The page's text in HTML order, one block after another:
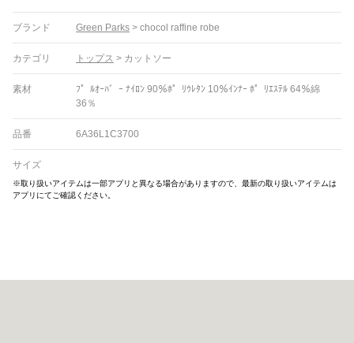
ブランド Green Parks > chocol raffine robe
カテゴリ トップス > カットソー
素材
ﾌ゜ﾙｵｰﾊ゛ｰ ﾅｲﾛﾝ 90％ﾎ゜ﾘｳﾚﾀﾝ 10％ｲﾝﾅｰ ﾎ゜ﾘｴｽﾃﾙ 64％綿
36％
品番 6A36L1C3700
サイズ
※取り扱いアイテムは一部アプリと異なる場合がありますので、最新の取り扱いアイテムは
アプリにてご確認ください。